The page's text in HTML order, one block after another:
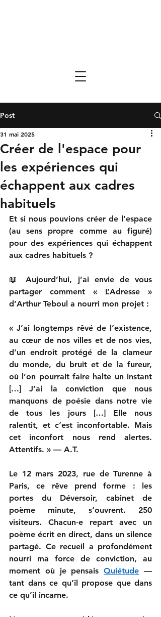
Post
Créer de l'espace pour
les expériences qui
échappent aux cadres
habituels
31 mai 2025
Et si nous pouvions créer de l’espace
(au sens propre comme au figuré)
pour des expériences qui échappent
aux cadres habituels ?
📖 Aujourd’hui, j’ai envie de vous
partager comment « L’Adresse »
d’Arthur Teboul a nourri mon projet :
« J’ai longtemps rêvé de l’existence,
au cœur de nos villes et de nos vies,
d’un endroit protégé de la clameur
du monde, du bruit et de la fureur,
où l’on pourrait faire halte un instant
[…] J’ai la conviction que nous
manquons de poésie dans notre vie
de tous les jours […] Elle nous
ralentit, et c’est inconfortable. Mais
cet inconfort nous rend alertes.
Attentifs. » — A.T.
Le 12 mars 2023, rue de Turenne à
Paris, ce rêve prend forme : les
portes du Déversoir, cabinet de
poème minute, s’ouvrent. 250
visiteurs. Chacun·e repart avec un
poème écrit en direct, dans un silence
partagé. Ce recueil a profondément
nourri ma force de conviction, au
moment où je pensais Quiétude —
tant dans ce qu’il propose que dans
ce qu’il incarne.